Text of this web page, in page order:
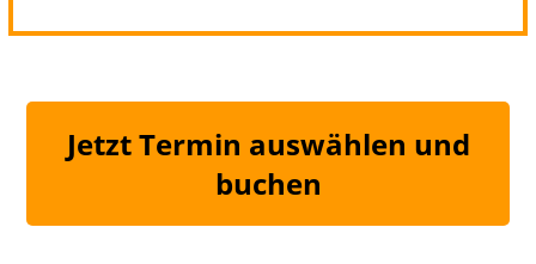
Jetzt Termin auswählen und
buchen